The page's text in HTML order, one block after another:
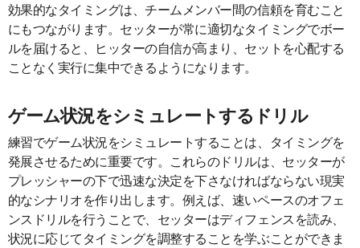
効果的なタイミングは、チームメンバー間の信頼を育むこと
にもつながります。セッターが常に適切なタイミングでボー
ルを届けると、ヒッターの自信が高まり、セットを心配する
ことなく実行に集中できるようになります。
ゲーム状況をシミュレートするドリル
練習でゲーム状況をシミュレートすることは、タイミングを
発展させるために重要です。これらのドリルは、セッターが
プレッシャーの下で迅速な決定を下さなければならない現実
的なシナリオを作り出します。例えば、速いペースのオフェ
ンスドリルを行うことで、セッターはディフェンスを読み、
状況に応じてタイミングを調整することを学ぶことができま